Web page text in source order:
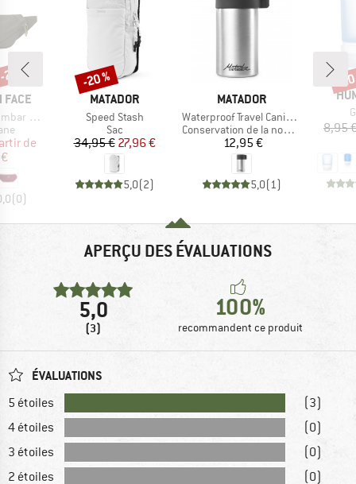
FACE
Pack
réduit
de
(0)
%
MARQUE
MATADOR
Article
Speed Stash
Product group
Sac
Prix
34,95 €Prix réduit
27,96 €
5,0(2)
Remise
-20 %
MARQUE
MATADOR
Article
Waterproof Travel Canister
Product group
Conservation de la nourriture
Prix
12,95 €
5,0(1 )
8,95
-
APERÇU DES ÉVALUATIONS
5,0
(3)
100%
recommandent ce produit
ÉVALUATIONS
5 étoiles
(3)
4 étoiles
(0)
3 étoiles
(0)
2 étoiles
(0)